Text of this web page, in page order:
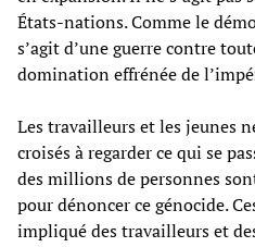
États-nations. Comme le
s’agit d’une guerre contre
domination effrénée de
Les travailleurs et les jeunes
croisés à regarder ce qui se
des millions de personnes
pour dénoncer ce génocide.
impliqué des travailleurs et